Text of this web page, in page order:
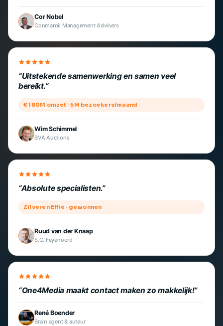
Cor Nobel
Conmaroil Management Advisers
Uitstekende samenwerking en samen veel
bereikt.
€ 180M omzet · 5M bezoekers/maand
Wim Schimmel
BVA Auctions
Absolute specialisten.
Zilveren Effie · gewonnen
Ruud van der Knaap
S.C. Feyenoord
One4Media maakt contact maken zo makkelijk!
René Boender
Brain agent & auteur